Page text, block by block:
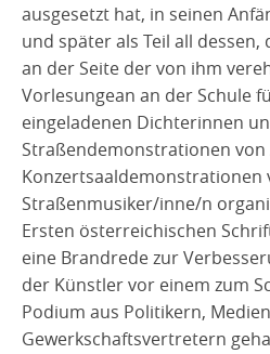
ausgesetzt hat, in seinen
und später als Teil all
an der Seite der von ihm
Vorlesungean an der Schule
eingeladenen Dichterinnen
Straßendemonstrationen
Konzertsaaldemonstrationen
Straßenmusiker/inne/n
Ersten österreichischen
eine Brandrede zur
der Künstler vor einem zum
Podium aus Politikern,
Gewerkschaftsvertretern